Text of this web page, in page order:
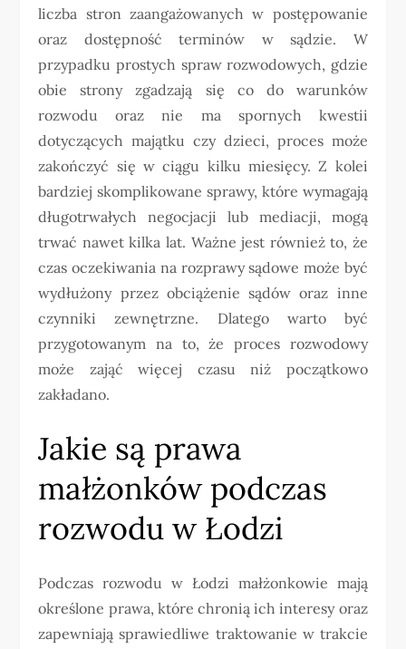
liczba stron zaangażowanych w postępowanie
oraz dostępność terminów w sądzie. W
przypadku prostych spraw rozwodowych, gdzie
obie strony zgadzają się co do warunków
rozwodu oraz nie ma spornych kwestii
dotyczących majątku czy dzieci, proces może
zakończyć się w ciągu kilku miesięcy. Z kolei
bardziej skomplikowane sprawy, które wymagają
długotrwałych negocjacji lub mediacji, mogą
trwać nawet kilka lat. Ważne jest również to, że
czas oczekiwania na rozprawy sądowe może być
wydłużony przez obciążenie sądów oraz inne
czynniki zewnętrzne. Dlatego warto być
przygotowanym na to, że proces rozwodowy
może zająć więcej czasu niż początkowo
zakładano.
Jakie są prawa
małżonków podczas
rozwodu w Łodzi
Podczas rozwodu w Łodzi małżonkowie mają
określone prawa, które chronią ich interesy oraz
zapewniają sprawiedliwe traktowanie w trakcie